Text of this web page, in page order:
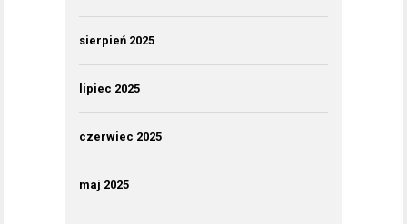
sierpień 2025
lipiec 2025
czerwiec 2025
maj 2025